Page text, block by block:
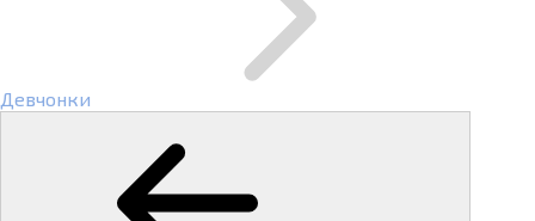
Девчонки